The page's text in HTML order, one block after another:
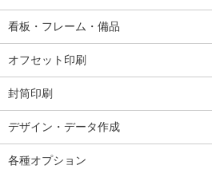
看板・フレーム・備品
オフセット印刷
封筒印刷
デザイン・データ作成
各種オプション